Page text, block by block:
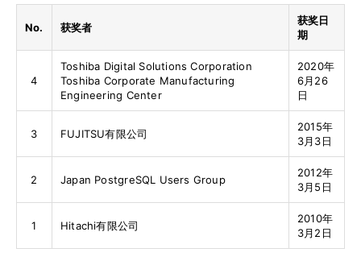
No. 获奖者
获奖日
期
4
Toshiba Digital Solutions Corporation
Toshiba Corporate Manufacturing
Engineering Center
2020年
6月26
日
3 FUJITSU有限公司
2015年
3月3日
2 Japan PostgreSQL Users Group
2012年
3月5日
1 Hitachi有限公司
2010年
3月2日